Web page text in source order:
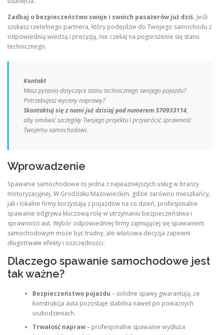
Zadbaj o bezpieczeństwo swoje i swoich pasażerów już dziś. Jeśli
szukasz rzetelnego partnera, który podejdzie do Twojego samochodu z
odpowiednią wiedzą i precyzją, nie czekaj na pogorszenie się stanu
technicznego.
Kontakt
Masz pytania dotyczące stanu technicznego swojego pojazdu?
Potrzebujesz wyceny naprawy?
Skontaktuj się z nami już dzisiaj pod numerem 570933114,
aby omówić szczegóły Twojego projektu i przywrócić sprawność
Twojemu samochodowi.
Wprowadzenie
Spawanie samochodowe to jedna z najważniejszych usług w branży
motoryzacyjnej. W Grodzisku Mazowieckim, gdzie zarówno mieszkańcy,
jak i lokalne firmy korzystają z pojazdów na co dzień, profesjonalne
spawanie odgrywa kluczową rolę w utrzymaniu bezpieczeństwa i
sprawności aut. Wybór odpowiedniej firmy zajmującej się spawaniem
samochodowym może być trudny, ale właściwa decyzja zapewni
długotrwałe efekty i oszczędności.
Dlaczego spawanie samochodowe jest
tak ważne?
Bezpieczeństwo pojazdu – solidne spawy gwarantują, że
konstrukcja auta pozostaje stabilna nawet po poważnych
uszkodzeniach.
Trwałość napraw– profesjonalne spawanie wydłuża